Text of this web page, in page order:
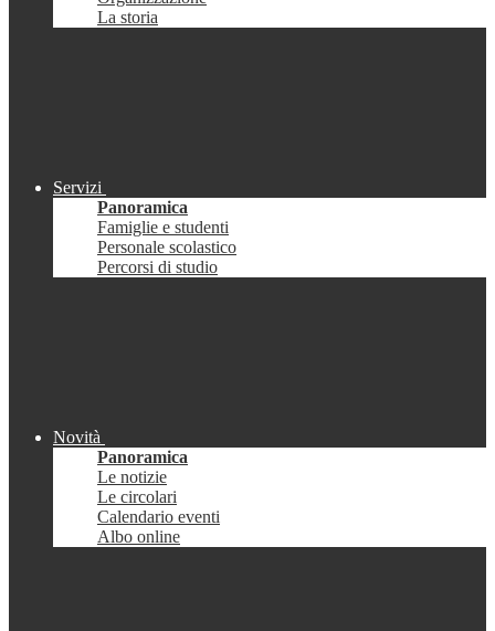
La storia
Servizi
Panoramica
Famiglie e studenti
Personale scolastico
Percorsi di studio
Novità
Panoramica
Le notizie
Le circolari
Calendario eventi
Albo online